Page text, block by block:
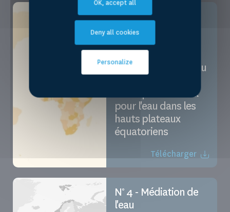
N° 3 - Coproduction
de connaissances,
services
écosystémiques et
conservation de l'eau
fonds plurinational
pour l'eau dans les
hauts plateaux
équatoriens
Télécharger
N° 4 - Médiation de
l'eau
OK, accept all
Deny all cookies
Personalize